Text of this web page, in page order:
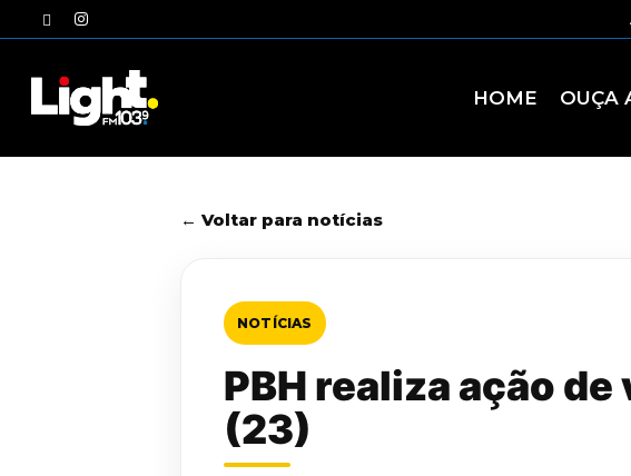
to
twitterinstagram
HOME OUÇA
← Voltar para notícias
NOTÍCIAS
PBH realiza ação
(23)